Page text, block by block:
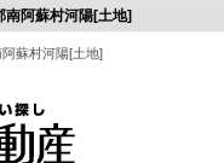
南阿蘇村河陽[土地]
蘇村河陽[土地]